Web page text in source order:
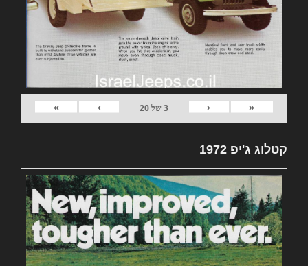
«
‹
3של20
›
»
קטלוג ג'יפ 1972